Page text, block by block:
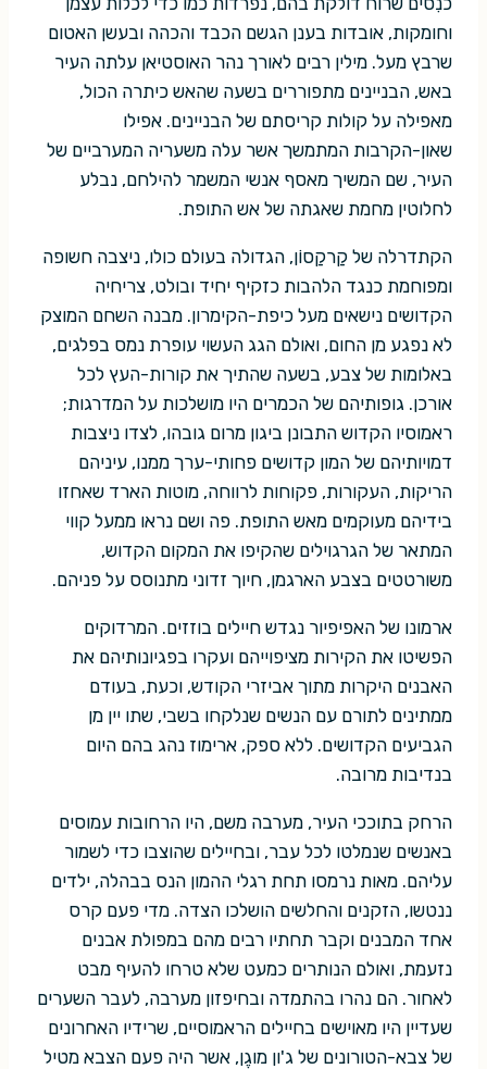
וחומקות, אובדות בענן הגשם הכבד והכהה ובעשן האטום
שרבץ מעל. מילין רבים לאורך נהר האוסטיאן עלתה העיר
באש, הבניינים מתפוררים בשעה שהאש כיתרה הכול,
מאפילה על קולות קריסתם של הבניינים. אפילו
שאון-הקרבות המתמשך אשר עלה משעריה המערביים של
העיר, שם המשיך מאסף אנשי המשמר להילחם, נבלע
לחלוטין מחמת שאגתה של אש התופת.
הקתדרלה של קַרקַסוֹן, הגדולה בעולם כולו, ניצבה חשופה
ומפוחמת כנגד הלהבות כזקיף יחיד ובולט, צריחיה
הקדושים נישאים מעל כיפת-הקימרון. מבנה השחם המוצק
לא נפגע מן החום, ואולם הגג העשוי עופרת נמס בפלגים,
באלומות של צבע, בשעה שהתיך את קורות-העץ לכל
אורכן. גופותיהם של הכמרים היו מושלכות על המדרגות;
ראמוסיו הקדוש התבונן ביגון מרום גובהו, לצדו ניצבות
דמויותיהם של המון קדושים פחותי-ערך ממנו, עיניהם
הריקות, העקורות, פקוחות לרווחה, מוטות הארד שאחזו
בידיהם מעוקמים מאש התופת. פה ושם נראו ממעל קווי
המתאר של הגרגוילים שהקיפו את המקום הקדוש,
משורטטים בצבע הארגמן, חיוך זדוני מתנוסס על פניהם.
ארמונו של האפיפיור נגדש חיילים בוזזים. המרדוקים
הפשיטו את הקירות מציפוייהם ועקרו בפגיונותיהם את
האבנים היקרות מתוך אביזרי הקודש, וכעת, בעודם
ממתינים לתורם עם הנשים שנלקחו בשבי, שתו יין מן
הגביעים הקדושים. ללא ספק, ארימוז נהג בהם היום
בנדיבות מרובה.
הרחק בתוככי העיר, מערבה משם, היו הרחובות עמוסים
באנשים שנמלטו לכל עבר, ובחיילים שהוצבו כדי לשמור
עליהם. מאות נרמסו תחת רגלי ההמון הנס בבהלה, ילדים
ננטשו, הזקנים והחלשים הושלכו הצדה. מדי פעם קרס
אחד המבנים וקבר תחתיו רבים מהם במפולת אבנים
נזעמת, ואולם הנותרים כמעט שלא טרחו להעיף מבט
לאחור. הם נהרו בהתמדה ובחיפזון מערבה, לעבר השערים
שעדיין היו מאוישים בחיילים הראמוסיים, שרידיו האחרונים
של צבא-הטורונים של ג'ון מוגֶן, אשר היה פעם הצבא מטיל